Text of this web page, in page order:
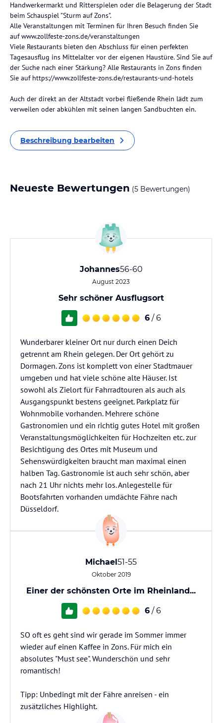
Handwerkermarkt und Ritterspielen oder die Belagerung der Stadt
beim Schauspiel "Sturm auf Zons".
Alle Veranstaltungen mit Terminen für Ihren Besuch finden Sie
auf www.zollfeste-zons.de/veranstaltungen
Viele Restaurants bieten den Abschluss für einen perfekten
Tagesausflug ins Mittelalter vor der eigenen Haustüre. Sind Sie auf
der Suche nach einer Stärkung? Alle Restaurants in Zons finden
Sie auf https://www.zollfeste-zons.de/restaurants-und-hotels
Auch der direkt an der Altstadt vorbei fließende Rhein lädt zum
verweilen oder abkühlen mit seinen langen Sandbuchten ein.
Beschreibung bearbeiten
Neueste Bewertungen (5 Bewertungen)
Johannes56-60
August 2023
Sehr schöner Ausflugsort
6 / 6
Wunderbarer kleiner Ort nur durch einen Deich
getrennt am Rhein gelegen. Der Ort gehört zu
Dormagen. Zons ist komplett von einer Stadtmauer
umgeben und hat viele schöne alte Häuser. Ist
sowohl als Zielort für Fahrradtouren als auch als
Ausgangspunkt bestens geeignet. Parkplatz für
Wohnmobile vorhanden. Mehrere schöne
Gastronomien und ein richtig gutes Hotel mit großen
Veranstaltungsmöglichkeiten für Hochzeiten etc. zur
Besichtigung des Ortes mit Museum und
Sehenswürdigkeiten braucht man maximal einen
halben Tag. Gastronomie ist auch sehr schön, aber
nach 21 Uhr nichts mehr los. Anlegestelle für
Bootsfahrten vorhanden umdächte Fähre nach
Düsseldorf.
Michael51-55
Oktober 2019
Einer der schönsten Orte im Rheinland...
6 / 6
SO oft es geht sind wir gerade im Sommer immer
wieder auf einen Kaffee in Zons. Für mich ein
absolutes "Must see". Wunderschön und sehr
romantisch!
Tipp: Unbedingt mit der Fähre anreisen - ein
zusätzliches Highlight.